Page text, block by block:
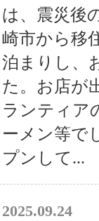
は、震災後
崎市から移
泊まりし、
た。お店が
ランティア
ーメン等で
プンして...
2025.09.24